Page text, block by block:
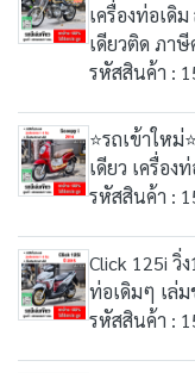
เครื่องท่อเดิ
เดียวติด ภา
รหัสสินค้า :
⭐รถเข้าใหม่
เดียว เครื่อง
รหัสสินค้า :
Click 125i วิ่
ท่อเดิมๆ เล่
รหัสสินค้า :